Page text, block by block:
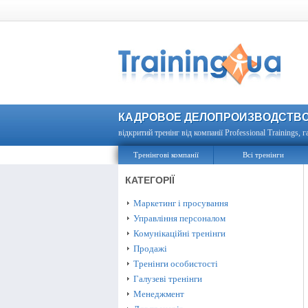
КАДРОВОЕ
відкритий тренінг від компанії Professional Trainings,
Тренінгові компанії Всі тренінги
КАТЕГОРІЇ
Маркетинг і просування
Управління персоналом
Комунікаційні тренінги
Продажі
Тренінги особистості
Галузеві тренінги
Менеджмент